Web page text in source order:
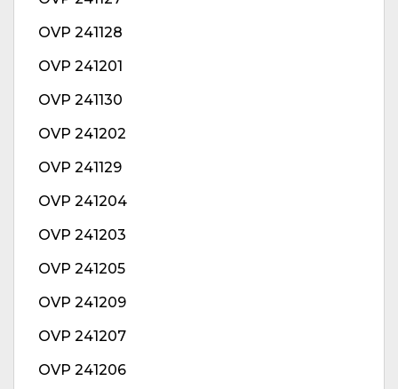
OVP 241128
OVP 241201
OVP 241130
OVP 241202
OVP 241129
OVP 241204
OVP 241203
OVP 241205
OVP 241209
OVP 241207
OVP 241206